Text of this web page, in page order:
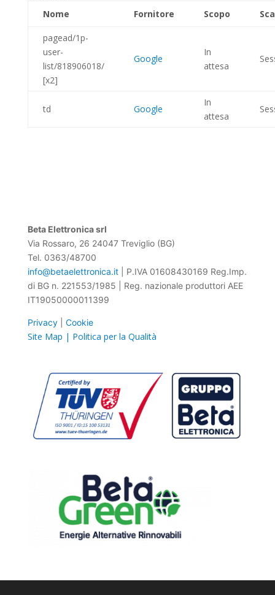
Nome
Fornitore Scopo
pagead/1p-
user-
list/818906018/
[x2]
Google
In
attesa
td Google
In
attesa
Beta Elettronica srl
Via Rossaro, 26 24047 Treviglio (BG)
Tel. 0363/48700
info@betaelettronica.it| P.IVA 01608430169 Reg.Imp.
di BG n. 221553/1985 | Reg. nazionale produttori AEE
IT19050000011399
Privacy| Cookie
Site Map | Politica per la Qualità